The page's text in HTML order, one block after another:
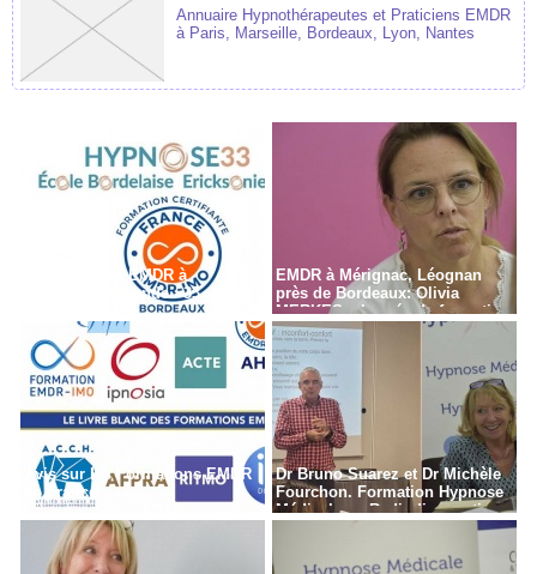
Annuaire Hypnothérapeutes et Praticiens EMDR
à Paris, Marseille, Bordeaux, Lyon, Nantes
Formation en EMDR à
Bordeaux - Gironde - 33
EMDR à Mérignac, Léognan
près de Bordeaux: Olivia
MERKES, chargée de formation
Avis sur les Formations EMDR
en France
Dr Bruno Suarez et Dr Michèle
Fourchon. Formation Hypnose
Médicale en Radiodiagnostic,